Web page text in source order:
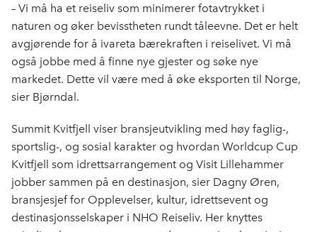
– Vi må ha et reiseliv som minimerer fotavtrykket i
naturen og øker bevisstheten rundt tåleevne. Det er helt
avgjørende for å ivareta bærekraften i reiselivet. Vi må
også jobbe med å finne nye gjester og søke nye
markedet. Dette vil være med å øke eksporten til Norge,
sier Bjørndal.
Summit Kvitfjell viser bransjeutvikling med høy faglig-,
sportslig-, og sosial karakter og hvordan Worldcup Cup
Kvitfjell som idrettsarrangement og Visit Lillehammer
jobber sammen på en destinasjon, sier Dagny Øren,
bransjesjef for Opplevelser, kultur, idrettsevent og
destinasjonsselskaper i NHO Reiseliv. Her knyttes